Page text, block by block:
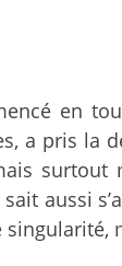
en
a pris
aussi